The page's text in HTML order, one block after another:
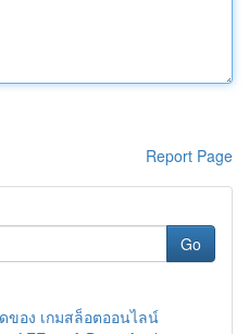
Report Page
Go
ของ เกมสล็อตออนไลน์